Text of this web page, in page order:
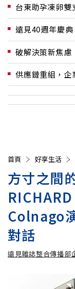
台東助孕凍卵雙
遠見40週年慶
破解決策新焦慮
供應鏈重組，企
首頁 好享生活
方寸之間
Colnago
對話
遠見雜誌整合傳播部